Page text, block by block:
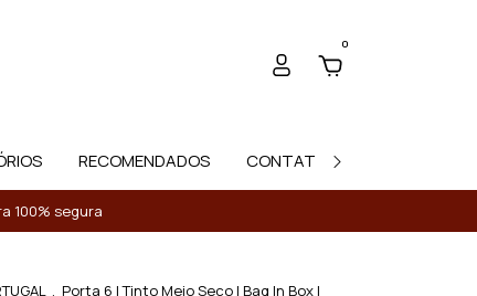
0
RECOMENDADOS CONTATO
100% segura
. Porta 6 | Tinto Meio Seco | Bag In Box |